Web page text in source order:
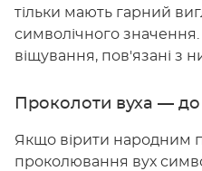
тільки мають гарний
символічного
віщування, пов'язані з
Проколоти вуха — до
Якщо вірити народним
проколювання вух